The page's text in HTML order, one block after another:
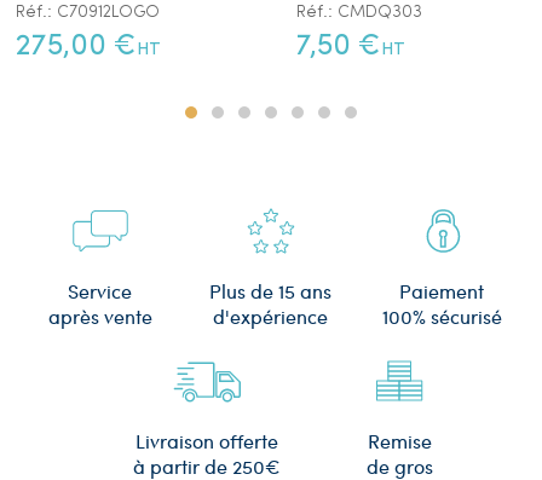
Réf.: C70912LOGO
275,00 € HT
Réf.: CMDQ303
7,50 € HT
Service
après vente
Plus de 15 ans
d'expérience
Paiement
100% sécurisé
Livraison offerte
à partir de 250€
Remise
de gros